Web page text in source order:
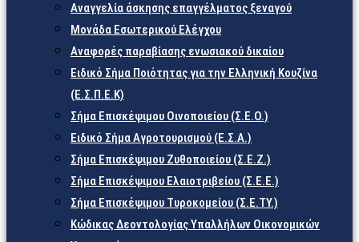
Αναγγελία άσκησης επαγγέλματος ξεναγού
Μονάδα Εσωτερικού Ελέγχου
Αναφορές παραβίασης ενωσιακού δικαίου
Ειδικό Σήμα Ποιότητας για την Ελληνική Κουζίνα
(Ε.Σ.Π.Ε.Κ)
Σήμα Επισκέψιμου Οινοποιείου (Σ.Ε.Ο.)
Ειδικό Σήμα Αγροτουρισμού (Ε.Σ.Α.)
Σήμα Επισκέψιμου Ζυθοποιείου (Σ.Ε.Ζ.)
Σήμα Επισκέψιμου Ελαιοτριβείου (Σ.Ε.Ε.)
Σήμα Επισκέψιμου Τυροκομείου (Σ.Ε.TY.)
Κώδικας Δεοντολογίας Υπαλλήλων Οικονομικών